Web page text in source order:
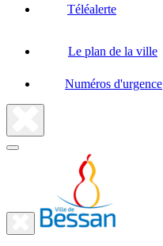
Téléalerte
Le plan de la ville
Numéros d'urgence
Fermer
Fermer